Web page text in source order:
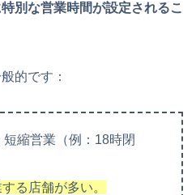
別な営業時間が設定されるこ
的です：
短縮営業（例：18時閉
する店舗が多い。